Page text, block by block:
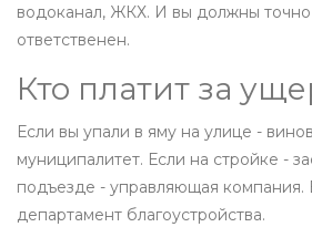
водоканал, ЖКХ. И вы должны точно
ответственен.
Кто платит за
Если вы упали в яму на улице -
муниципалитет. Если на стройке -
подъезде - управляющая компания.
департамент благоустройства.